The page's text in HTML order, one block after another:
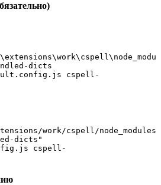
dicts
cspell-
work/cspell/node_modules
dicts"
cspell-